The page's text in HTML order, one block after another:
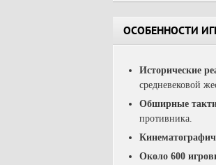
ОСОБЕННОСТИ
Исторические
средневековой
Обширные
противника.
Около 600